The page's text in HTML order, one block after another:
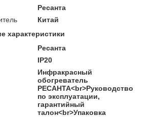
Ресанта
Китай
характеристики
Ресанта
IP20
Инфракрасный
обогреватель
РЕСАНТА<br>Руководство
по эксплуатации,
гарантийный
талон<br>Упаковка